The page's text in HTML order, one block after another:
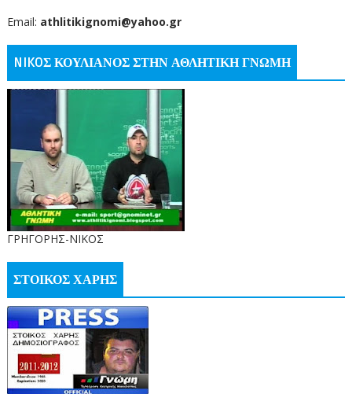
Email: athlitikignomi@yahoo.gr
NIKOΣ ΚΟΥΛΙΑΝΟΣ ΣΤΗΝ ΑΘΛΗΤΙΚΗ ΓΝΩΜΗ
ΓΡΗΓΟΡΗΣ-ΝΙΚΟΣ
ΣΤΟΙΚΟΣ ΧΑΡΗΣ